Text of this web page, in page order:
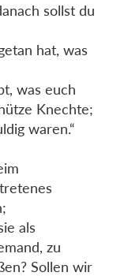
sollst du
hat, was
was euch
Knechte;
waren.“
als
zu
Sollen wir